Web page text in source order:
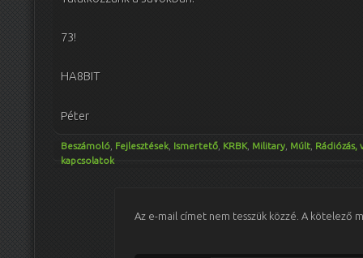
73!
HA8BIT
Péter
Beszámoló Fejlesztések Ismertető KRBK, Military Múlt Rádiózás,
kapcsolatok
Az e-mail címet nem tesszük közzé. A kötelező